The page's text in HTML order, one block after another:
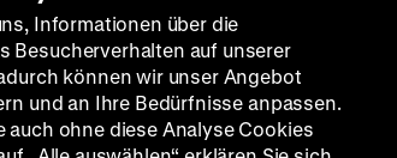
Informationen über die
Besucherverhalten auf unserer
können wir unser Angebot
und an Ihre Bedürfnisse anpassen.
auch ohne diese Analyse Cookies